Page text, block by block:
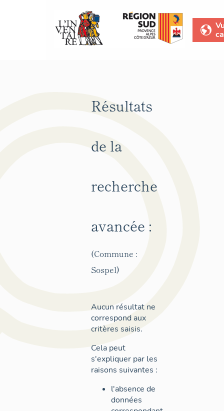
Résultats
de la
recherche
avancée :
(Commune :
Sospel)
Aucun résultat ne
correspond aux
critères saisis.
Cela peut
s'expliquer par les
raisons suivantes :
l'absence de
données